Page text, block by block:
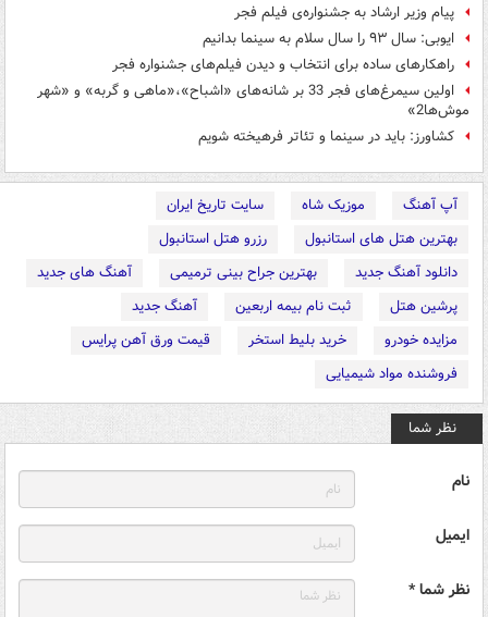
پیام وزیر ارشاد به جشنواره‌ی فیلم فجر
ایوبی: سال ۹۳ را سال سلام به سینما بدانیم
راهکارهای ساده برای انتخاب و دیدن فیلم‌های جشنواره فجر
اولین سیمرغ‌های فجر 33 بر شانه‌های «اشباح»،«ماهی و گربه» و «شهر
موش‌ها2»
کشاورز: باید در سینما و تئاتر فرهیخته شویم
آپ آهنگ موزیک شاه
سایت تاریخ ایران
بهترین هتل های استانبول
رزرو هتل استانبول
دانلود آهنگ جدید
بهترین جراح بینی ترمیمی
آهنگ های جدید
پرشین هتل
ثبت نام بیمه اربعین
آهنگ جدید
مزایده خودرو
خرید بلیط استخر
قیمت ورق آهن پرایس
فروشنده مواد شیمیایی
نظر شما
نام
ایمیل
نظر شما *